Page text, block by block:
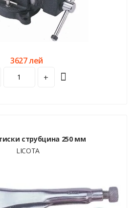
3627 лей
+
струбцина 250 мм
LICOTA